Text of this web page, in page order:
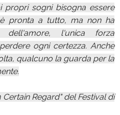
sogni bisogna essere
pronta a tutto, ma non ha
dell'amore, l'unica forza
ogni certezza. Anche
qualcuno la guarda per la
Regard" del Festival di